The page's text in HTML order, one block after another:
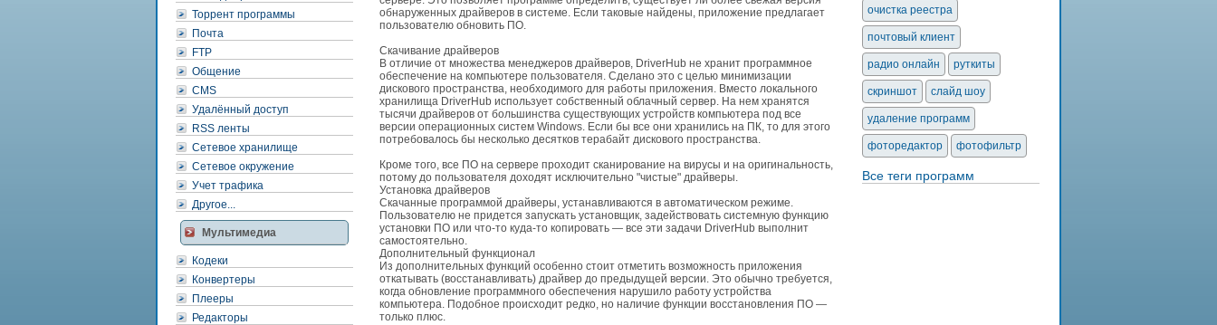
Торрент программы
Почта
FTP
Общение
CMS
Удалённый доступ
RSS ленты
Сетевое хранилище
Сетевое окружение
Учет трафика
Другое...
Мультимедиа
Кодеки
Конвертеры
Плееры
Редакторы
обнаруженных драйверов в системе. Если таковые найдены, приложение предлагает
пользователю обновить ПО.
Скачивание драйверов
В отличие от множества менеджеров драйверов, DriverHub не хранит программное
обеспечение на компьютере пользователя. Сделано это с целью минимизации
дискового пространства, необходимого для работы приложения. Вместо локального
хранилища DriverHub использует собственный облачный сервер. На нем хранятся
тысячи драйверов от большинства существующих устройств компьютера под все
версии операционных систем Windows. Если бы все они хранились на ПК, то для этого
потребовалось бы несколько десятков терабайт дискового пространства.
Кроме того, все ПО на сервере проходит сканирование на вирусы и на оригинальность,
потому до пользователя доходят исключительно "чистые" драйверы.
Установка драйверов
Скачанные программой драйверы, устанавливаются в автоматическом режиме.
Пользователю не придется запускать установщик, задействовать системную функцию
установки ПО или что-то куда-то копировать — все эти задачи DriverHub выполнит
самостоятельно.
Дополнительный функционал
Из дополнительных функций особенно стоит отметить возможность приложения
откатывать (восстанавливать) драйвер до предыдущей версии. Это обычно требуется,
когда обновление программного обеспечения нарушило работу устройства
компьютера. Подобное происходит редко, но наличие функции восстановления ПО —
только плюс.
очистка реестра
почтовый клиент
радио онлайн руткиты
скриншот слайд шоу
удаление программ
фоторедактор фотофильтр
Все теги программ